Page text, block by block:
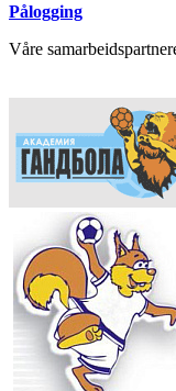
Pålogging
Våre